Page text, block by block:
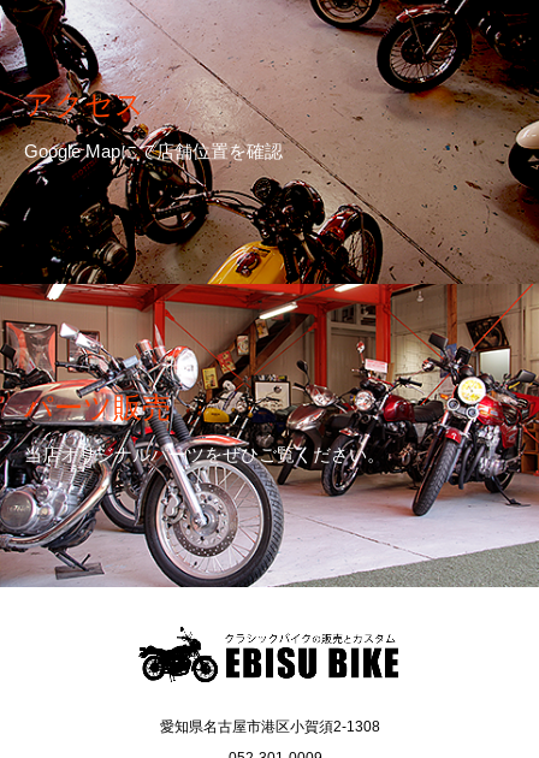
アクセス
Google Mapにて店舗位置を確認
パーツ販売
当店オリジナルパーツをぜひご覧ください。
愛知県名古屋市港区小賀須2-1308